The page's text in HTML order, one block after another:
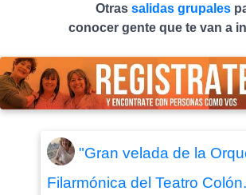
Otras salidas grupales
conocer gente que te van a
"Gran velada de la
Filarmónica del Teatro